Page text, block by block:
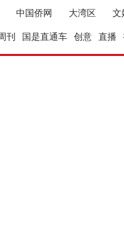
中国侨网 大湾区 文
刊 国是直通车 创意 直播